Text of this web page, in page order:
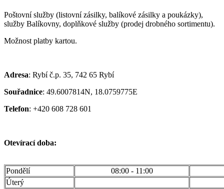
Poštovní služby (listovní zásilky, balíkové zásilky a poukázky),
služby Balíkovny, doplňkové služby (prodej drobného sortimentu).
Možnost platby kartou.
Adresa: Rybí č.p. 35, 742 65 Rybí
Souřadnice: 49.6007814N, 18.0759775E
Telefon: +420 608 728 601
Otevírací doba:
Pondělí
08:00 - 11:00
Úterý